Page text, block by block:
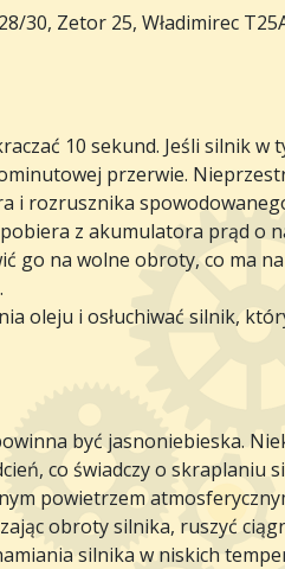
30, Zetor 25, Władimirec
10 sekund. Jeśli silnik w
przerwie.
i rozrusznika
z akumulatora prąd o
go na wolne obroty, co ma
oleju i osłuchiwać silnik,
być jasnoniebieska.
co świadczy o skraplaniu
powietrzem
obroty silnika, ruszyć
silnika w niskich